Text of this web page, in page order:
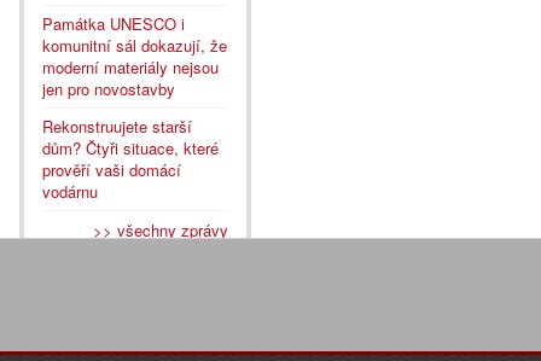
Památka UNESCO i
komunitní sál dokazují, že
moderní materiály nejsou
jen pro novostavby
Rekonstruujete starší
dům? Čtyři situace, které
prověří vaši domácí
vodárnu
>> všechny zprávy